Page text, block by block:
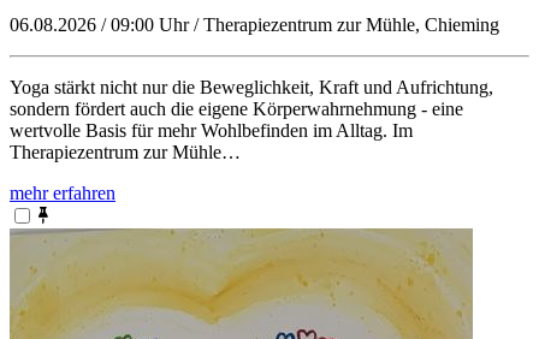
06.08.2026 / 09:00 Uhr / Therapiezentrum zur Mühle, Chieming
Yoga stärkt nicht nur die Beweglichkeit, Kraft und Aufrichtung,
sondern fördert auch die eigene Körperwahrnehmung - eine
wertvolle Basis für mehr Wohlbefinden im Alltag. Im
Therapiezentrum zur Mühle…
mehr erfahren